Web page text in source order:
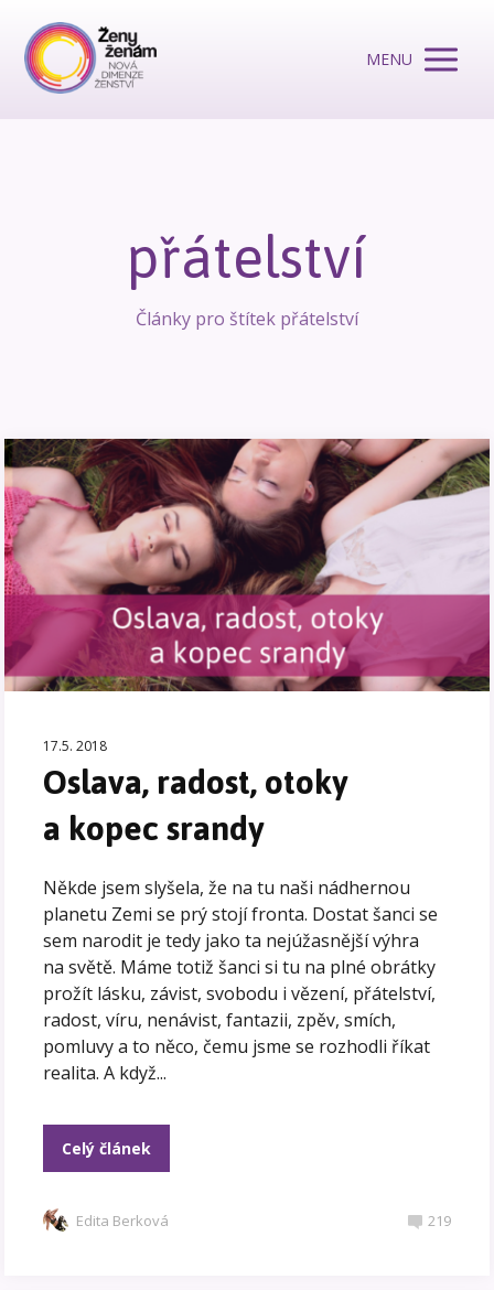
MENU
přátelství
Články pro štítek přátelství
17.5. 2018
Oslava, radost, otoky
a kopec srandy
Někde jsem slyšela, že na tu naši nádhernou
planetu Zemi se prý stojí fronta. Dostat šanci se
sem narodit je tedy jako ta nejúžasnější výhra
na světě. Máme totiž šanci si tu na plné obrátky
prožít lásku, závist, svobodu i vězení, přátelství,
radost, víru, nenávist, fantazii, zpěv, smích,
pomluvy a to něco, čemu jsme se rozhodli říkat
realita. A když...
Celý článek
Edita Berková 219